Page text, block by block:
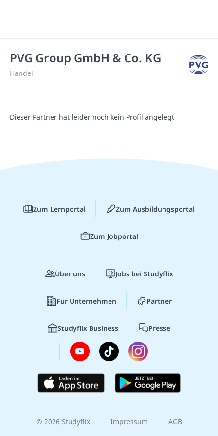
PVG Group GmbH & Co. KG
Handel
Dieser Partner hat leider noch kein Profil angelegt
Zum Lernportal Zum Ausbildungsportal
Zum Jobportal
Über uns Jobs bei Studyflix
Für Unternehmen Partner
Studyflix Business Presse
© 2026 Studyflix Impressum AGB